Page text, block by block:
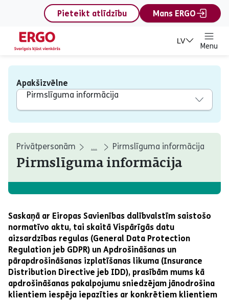
content
Pieteikt atlīdzību
Mans ERGO
LV
Menu
Apakšizvēlne
Pirmslīguma informācija
Privātpersonām ... Pirmslīguma informācija
Pirmslīguma informācija
Saskaņā ar Eiropas Savienības dalībvalstīm saistošo
normatīvo aktu, tai skaitā Vispārīgās datu
aizsardzības regulas (General Data Protection
Regulation jeb GDPR) un Apdrošināšanas un
pārapdrošināšanas izplatīšanas likuma (Insurance
Distribution Directive jeb IDD), prasībām mums kā
apdrošināšanas pakalpojumu sniedzējam jānodrošina
klientiem iespēja iepazīties ar konkrētiem klientiem